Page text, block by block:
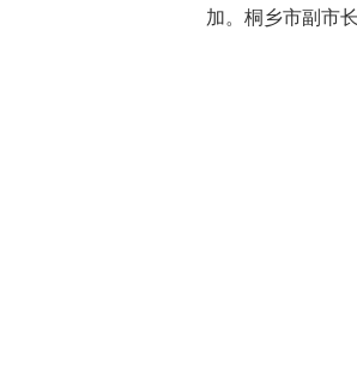
加。桐乡市副市